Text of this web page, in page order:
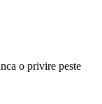
o privire peste